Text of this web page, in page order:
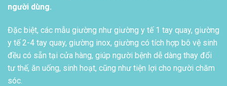
người dùng.
Đặc biệt, các mẫu giường như giường y tế 1 tay quay, giường
y tế 2-4 tay quay, giường inox, giường có tích hợp bô vệ sinh
đều có sẵn tại cửa hàng, giúp người bệnh dễ dàng thay đổi
tư thế, ăn uống, sinh hoạt, cũng như tiện lợi cho người chăm
sóc.